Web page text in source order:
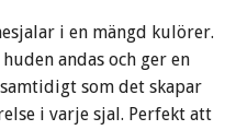
i en mängd kulörer.
andas och ger en
som det skapar
i varje sjal. Perfekt att